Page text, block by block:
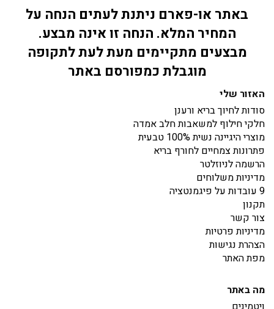
באתר או-פארם ניתנת לעתים הנחה על
המחיר המלא. הנחה זו אינה מבצע.
מבצעים מתקיימים מעת לעת לתקופה
מוגבלת כמפורסם באתר
האזור שלי
סודות לחיוך בריא ורענן
חלקי חילוף למשאבות חלב אמדה
מוצרי היגיינה נשית 100% טבעית
פתרונות צמחיים לחורף בריא
הרשמה לניוזלטר
מדיניות משלוחים
9 עובדות על פיגמנטציה
תקנון
צור קשר
מדיניות פרטיות
הצהרת נגישות
מפת האתר
מה באתר